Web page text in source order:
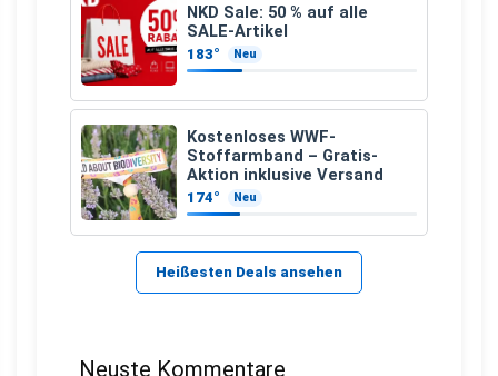
NKD Sale: 50 % auf alle
SALE-Artikel
183° Neu
Kostenloses WWF-
Stoffarmband – Gratis-
Aktion inklusive Versand
174° Neu
Heißesten Deals ansehen
Neuste Kommentare